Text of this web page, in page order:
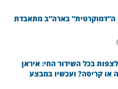
בארה”ב מתאבדת
בכל השידור החי: איראן
או קריסה? ועכשיו במבצע